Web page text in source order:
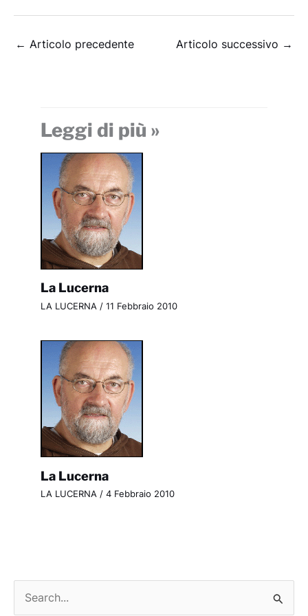
← Articolo precedente Articolo successivo →
Leggi di più »
La Lucerna
LA LUCERNA / 11 Febbraio 2010
La Lucerna
LA LUCERNA/ 4 Febbraio 2010